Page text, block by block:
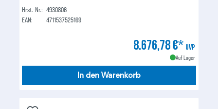
Hrst.-Nr.: 4930806
EAN:
4711537525169
8.676,78 €* UVP
Auf Lager
In den Warenkorb